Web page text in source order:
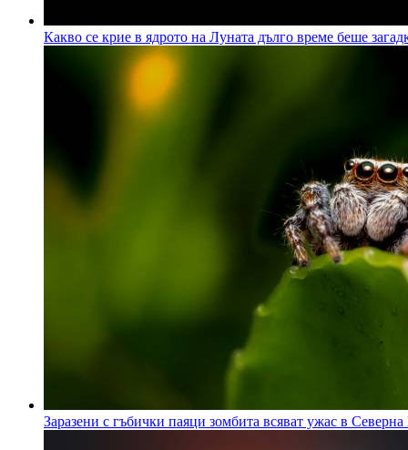
Какво се крие в ядрото на Луната дълго време беше
Заразени с гъбички паяци зомбита всяват ужас в